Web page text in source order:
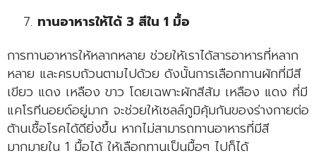
ทานอาหารให้ได้ 3 สีใน 1 มื้อ
การทานอาหารให้หลากหลาย ช่วยให้เราได้สารอาหารที่หลาก
หลาย และครบถ้วนตามไปด้วย ดังนั้นการเลือกทานผักที่มีสี
เขียว แดง เหลือง ขาว โดยเฉพาะผักสีส้ม เหลือง แดง ที่มี
แคโรทีนอยด์อยู่มาก จะช่วยให้เซลล์ภูมิคุ้มกันของร่างกายต่อ
ต้านเชื้อโรคได้ดียิ่งขึ้น หากไม่สามารถทานอาหารที่มีสี
มากมายใน 1 มื้อได้ ให้เลือกทานเป็นมื้อๆ ไปก็ได้